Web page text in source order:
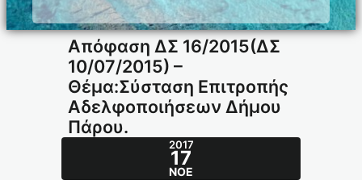
Απόφαση ΔΣ 16/2015(ΔΣ
10/07/2015) –
Θέμα:Σύσταση Επιτροπής
Αδελφοποιήσεων Δήμου
Πάρου.
2017
17
ΝΟΈ